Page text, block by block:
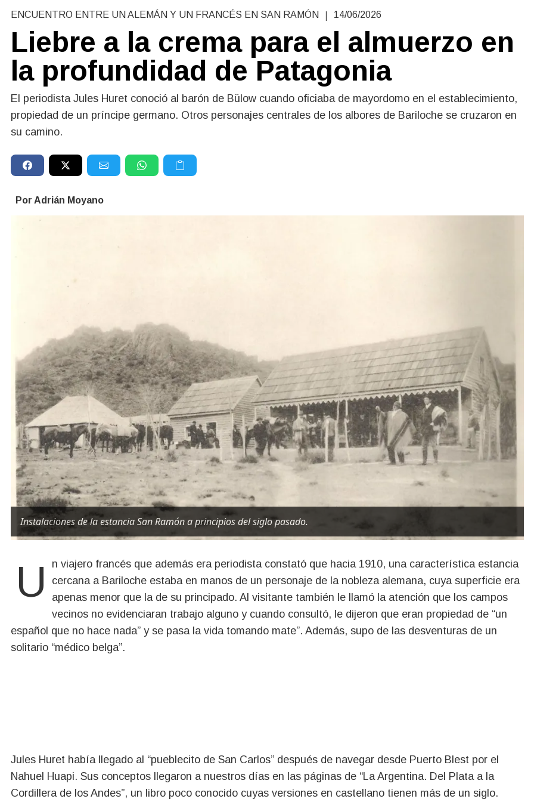
ENCUENTRO ENTRE UN ALEMÁN Y UN FRANCÉS EN SAN RAMÓN | 14/06/2026
Liebre a la crema para el almuerzo en
la profundidad de Patagonia
El periodista Jules Huret conoció al barón de Bülow cuando oficiaba de mayordomo en el establecimiento,
propiedad de un príncipe germano. Otros personajes centrales de los albores de Bariloche se cruzaron en
su camino.
Por Adrián Moyano
Instalaciones de la estancia San Ramón a principios del siglo pasado.
Un viajero francés que además era periodista constató que hacia 1910, una característica estancia
cercana a Bariloche estaba en manos de un personaje de la nobleza alemana, cuya superficie era
apenas menor que la de su principado. Al visitante también le llamó la atención que los campos
vecinos no evidenciaran trabajo alguno y cuando consultó, le dijeron que eran propiedad de “un
español que no hace nada” y se pasa la vida tomando mate”. Además, supo de las desventuras de un
solitario “médico belga”.
Jules Huret había llegado al “pueblecito de San Carlos” después de navegar desde Puerto Blest por el
Nahuel Huapi. Sus conceptos llegaron a nuestros días en las páginas de “La Argentina. Del Plata a la
Cordillera de los Andes”, un libro poco conocido cuyas versiones en castellano tienen más de un siglo.